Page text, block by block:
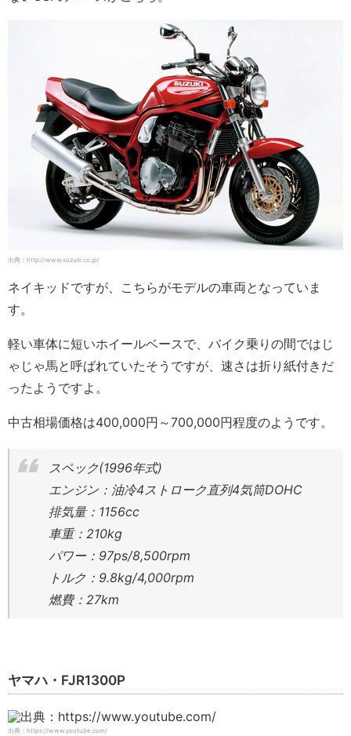
出典：http://www.suzuki.co.jp/
ネイキッドですが、こちらがモデルの車両となっていま
す。
軽い車体に短いホイールベースで、バイク乗りの間ではじ
ゃじゃ馬と呼ばれていたそうですが、速さは折り紙付きだ
ったようですよ。
中古相場価格は400,000円～700,000円程度のようです。
スペック(1996年式)
エンジン：油冷4ストローク直列4気筒DOHC
排気量：1156cc
車重：210kg
パワー：97ps/8,500rpm
トルク：9.8kg/4,000rpm
燃費：27km
ヤマハ・FJR1300P
出典：https://www.youtube.com/